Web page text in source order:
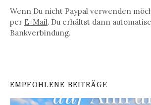
Wenn Du nicht Paypal verwenden
per E-Mail. Du erhältst dann
Bankverbindung.
EMPFOHLENE BEITRÄGE